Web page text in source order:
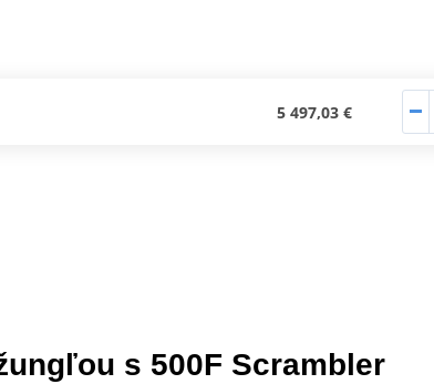
5 497,03 €
s 500F Scrambler